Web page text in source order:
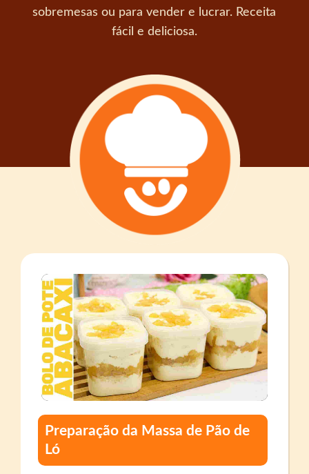
sobremesas ou para vender e lucrar. Receita
fácil e deliciosa.
Preparação da Massa de Pão de
Ló